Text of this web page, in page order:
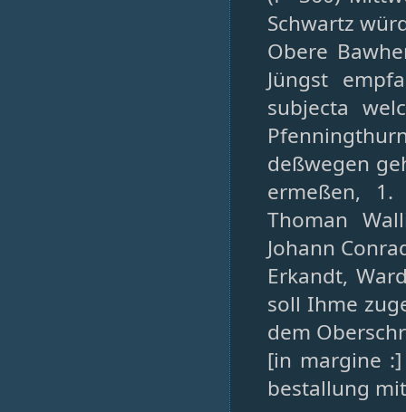
Schwartz
Obere
Jüngst
subjecta
deßwegen
ermeßen, 1.
Thoman
Johann
Erkandt,
soll Ihme
dem
[in margine
bestallung